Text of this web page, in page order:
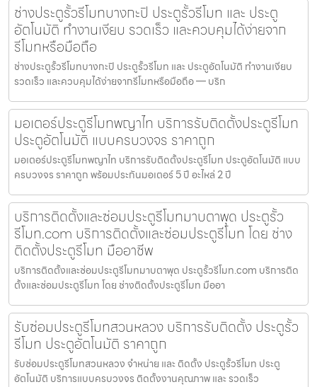
ช่างประตูรั้วรีโมทบางกะปิ ประตูรั้วรีโมท และ ประตู
อัตโนมัติ ทำงานเงียบ รวดเร็ว และควบคุมได้ง่ายจาก
รีโมทหรือมือถือ
ช่างประตูรั้วรีโมทบางกะปิ ประตูรั้วรีโมท และ ประตูอัตโนมัติ ทำงานเงียบ
รวดเร็ว และควบคุมได้ง่ายจากรีโมทหรือมือถือ — บริก
มอเตอร์ประตูรีโมทพญาไท บริการรับติดตั้งประตูรีโมท
ประตูอัตโนมัติ แบบครบวงจร ราคาถูก
มอเตอร์ประตูรีโมทพญาไท บริการรับติดตั้งประตูรีโมท ประตูอัตโนมัติ แบบ
ครบวงจร ราคาถูก พร้อมประกันมอเตอร์ 5 ปี อะไหล่ 2 ปี
บริการติดตั้งและซ่อมประตูรีโมทมาบตาพุด ประตูรั้ว
รีโมท.com บริการติดตั้งและซ่อมประตูรีโมท โดย ช่าง
ติดตั้งประตูรีโมท มืออาชีพ
บริการติดตั้งและซ่อมประตูรีโมทมาบตาพุด ประตูรั้วรีโมท.com บริการติด
ตั้งและซ่อมประตูรีโมท โดย ช่างติดตั้งประตูรีโมท มืออา
รับซ่อมประตูรีโมทสวนหลวง บริการรับติดตั้ง ประตูรั้ว
รีโมท ประตูอัตโนมัติ ราคาถูก
รับซ่อมประตูรีโมทสวนหลวง จำหน่าย และ ติดตั้ง ประตูรั้วรีโมท ประตู
อัตโนมัติ บริการแบบครบวงจร ติดตั้งงานคุณภาพ และ รวดเร็ว